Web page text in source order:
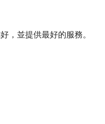
，並提供最好的服務。